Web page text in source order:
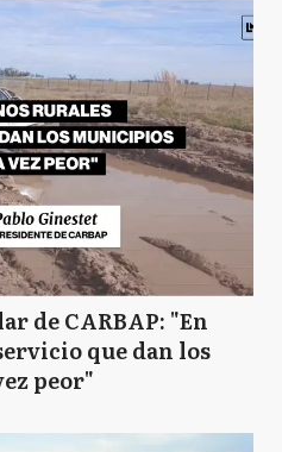
de CARBAP: "En
que dan los
peor"